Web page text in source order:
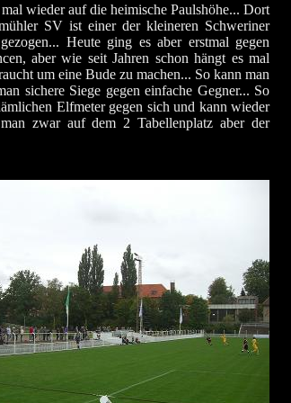
wieder auf die heimische Paulshöhe... Dort
SV ist einer der kleineren Schweriner
Heute ging es aber erstmal gegen
aber wie seit Jahren schon hängt es mal
um eine Bude zu machen... So kann man
sichere Siege gegen einfache Gegner... So
Elfmeter gegen sich und kann wieder
zwar auf dem 2 Tabellenplatz aber der